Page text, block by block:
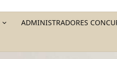
ADMINISTRADORES